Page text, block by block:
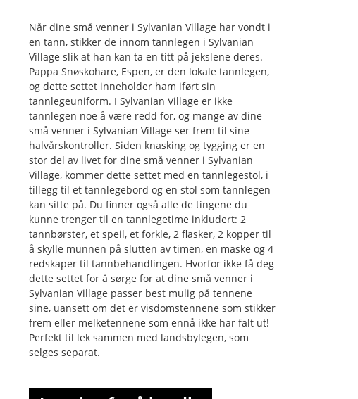
Når dine små venner i Sylvanian Village har vondt i
en tann, stikker de innom tannlegen i Sylvanian
Village slik at han kan ta en titt på jekslene deres.
Pappa Snøskohare, Espen, er den lokale tannlegen,
og dette settet inneholder ham iført sin
tannlegeuniform. I Sylvanian Village er ikke
tannlegen noe å være redd for, og mange av dine
små venner i Sylvanian Village ser frem til sine
halvårskontroller. Siden knasking og tygging er en
stor del av livet for dine små venner i Sylvanian
Village, kommer dette settet med en tannlegestol, i
tillegg til et tannlegebord og en stol som tannlegen
kan sitte på. Du finner også alle de tingene du
kunne trenger til en tannlegetime inkludert: 2
tannbørster, et speil, et forkle, 2 flasker, 2 kopper til
å skylle munnen på slutten av timen, en maske og 4
redskaper til tannbehandlingen. Hvorfor ikke få deg
dette settet for å sørge for at dine små venner i
Sylvanian Village passer best mulig på tennene
sine, uansett om det er visdomstennene som stikker
frem eller melketennene som ennå ikke har falt ut!
Perfekt til lek sammen med landsbylegen, som
selges separat.